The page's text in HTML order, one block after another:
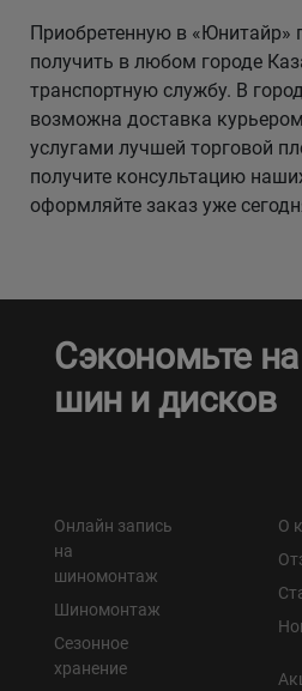
Приобретенную в
получить в любом городе
транспортную службу. В
возможна доставка
услугами лучшей торговой
получите консультацию
оформляйте заказ уже
Сэкономьте
шин и дисков
Онлайн запись
на
шиномонтаж
Шиномонтаж
Сезонное
хранение
О